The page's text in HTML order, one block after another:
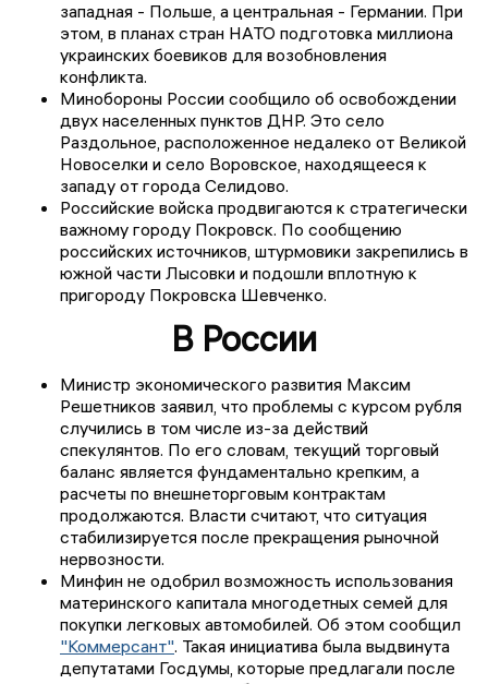
западная - Польше, а центральная - Германии. При
этом, в планах стран НАТО подготовка миллиона
украинских боевиков для возобновления
конфликта.
Минобороны России сообщило об освобождении
двух населенных пунктов ДНР. Это село
Раздольное, расположенное недалеко от Великой
Новоселки и село Воровское, находящееся к
западу от города Селидово.
Российские войска продвигаются к стратегически
важному городу Покровск. По сообщению
российских источников, штурмовики закрепились в
южной части Лысовки и подошли вплотную к
пригороду Покровска Шевченко.
В России
Министр экономического развития Максим
Решетников заявил, что проблемы с курсом рубля
случились в том числе из-за действий
спекулянтов. По его словам, текущий торговый
баланс является фундаментально крепким, а
расчеты по внешнеторговым контрактам
продолжаются. Власти считают, что ситуация
стабилизируется после прекращения рыночной
нервозности.
Минфин не одобрил возможность использования
материнского капитала многодетных семей для
покупки легковых автомобилей. Об этом сообщил
"Коммерсант". Такая инициатива была выдвинута
депутатами Госдумы, которые предлагали после